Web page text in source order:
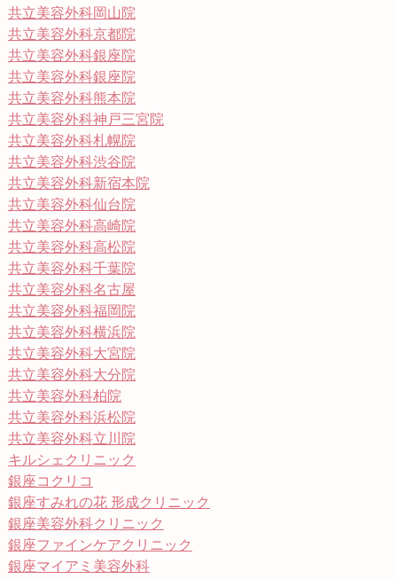
共立美容外科岡山院
共立美容外科京都院
共立美容外科銀座院
共立美容外科銀座院
共立美容外科熊本院
共立美容外科神戸三宮院
共立美容外科札幌院
共立美容外科渋谷院
共立美容外科新宿本院
共立美容外科仙台院
共立美容外科高崎院
共立美容外科高松院
共立美容外科千葉院
共立美容外科名古屋
共立美容外科福岡院
共立美容外科横浜院
共立美容外科大宮院
共立美容外科大分院
共立美容外科柏院
共立美容外科浜松院
共立美容外科立川院
キルシェクリニック
銀座コクリコ
銀座すみれの花 形成クリニック
銀座美容外科クリニック
銀座ファインケアクリニック
銀座マイアミ美容外科